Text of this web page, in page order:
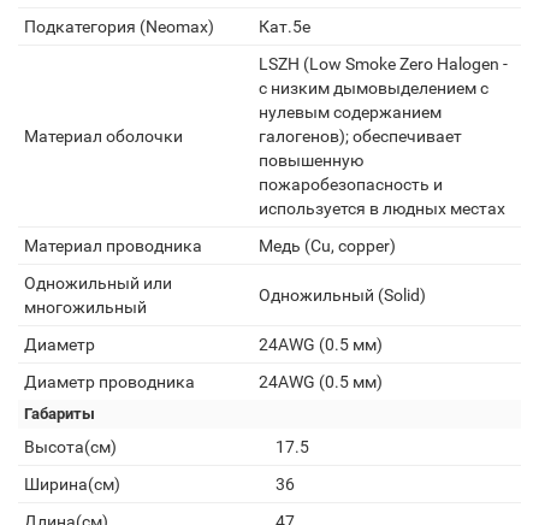
Подкатегория (Neomax) Кат.5e
Материал оболочки
LSZH (Low Smoke Zero Halogen -
с низким дымовыделением с
нулевым содержанием
галогенов); обеспечивает
повышенную
пожаробезопасность и
используется в людных местах
Материал проводника
Медь (Cu, copper)
Одножильный или
многожильный
Одножильный (Solid)
Диаметр
24AWG (0.5 мм)
Диаметр проводника
24AWG (0.5 мм)
Габариты
Высота(см)
17.5
Ширина(см)
36